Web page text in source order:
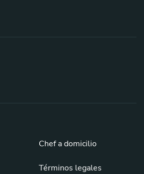
Chef a domicilio
Términos legales